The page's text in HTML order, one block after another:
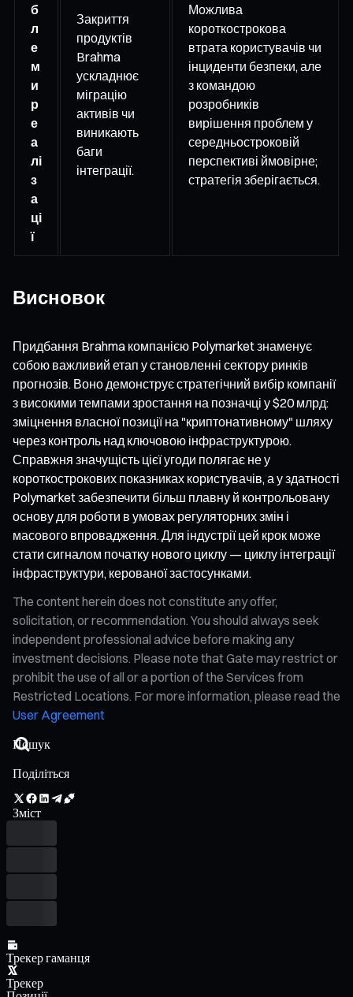
б
л
е
м
и
р
е
а
лі
з
а
ці
ї
Закриття
продуктів
Brahma
ускладнює
міграцію
активів чи
виникають
баги
інтеграції.
Можлива
короткострокова
втрата користувачів чи
інциденти безпеки, але
з командою
розробників
вирішення проблем у
середньостроковій
перспективі ймовірне;
стратегія зберігається.
Висновок
Придбання Brahma компанією Polymarket знаменує
собою важливий етап у становленні сектору ринків
прогнозів. Воно демонструє стратегічний вибір компанії
з високими темпами зростання на позначці у $20 млрд:
зміцнення власної позиції на "криптонативному" шляху
через контроль над ключовою інфраструктурою.
Справжня значущість цієї угоди полягає не у
короткострокових показниках користувачів, а у здатності
Polymarket забезпечити більш плавну й контрольовану
основу для роботи в умовах регуляторних змін і
масового впровадження. Для індустрії цей крок може
стати сигналом початку нового циклу — циклу інтеграції
інфраструктури, керованої застосунками.
The content herein does not constitute any offer,
solicitation, or recommendation. You should always seek
independent professional advice before making any
investment decisions. Please note that Gate may restrict or
prohibit the use of all or a portion of the Services from
Restricted Locations. For more information, please read the
User Agreement
Поділіться
Зміст
Трекер гаманця
Трекер